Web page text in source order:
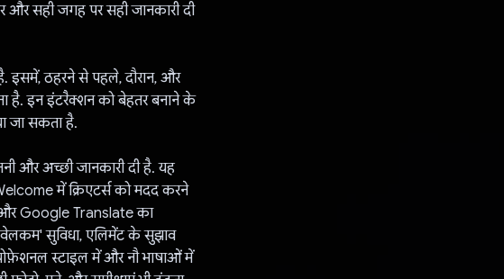
सही जगह पर सही जानकारी दी
इसमें, ठहरने से पहले, दौरान, और
है. इन इंटरैक्शन को बेहतर बनाने के
जा सकता है.
और अच्छी जानकारी दी है. यह
में क्रिएटर्स को मदद करने
Google Translate का
सुविधा, एलिमेंट के सुझाव
स्टाइल में और नौ भाषाओं में